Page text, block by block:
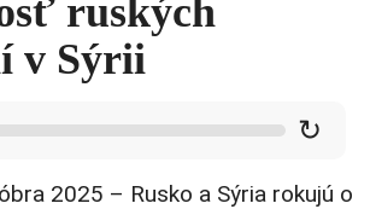
ruských
v Sýrii
↻
2025 – Rusko a Sýria rokujú o